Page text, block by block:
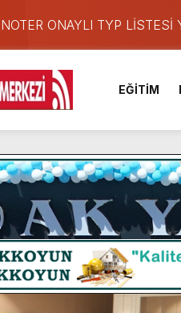
NOTER ONAYLI TYP LİSTESİ
KAFUM Fuar Alanı Bulut ve
Afşinli bir hemşehrimizin de
Madrigal, Perşembe Günü
KEDİNİZ Mİ VAR?
Cumhurbaşkanı Erdoğan,
Afşin Heyetinden Kaymakam
Vatandaşlardan Ağustos
Pusula Maraş Kamplarında 2
Uluslararası Bisiklet
EĞİTİM